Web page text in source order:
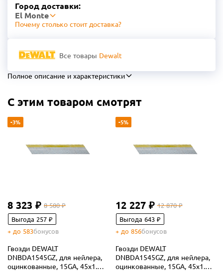
Город доставки:
El Monte
Почему столько стоит доставка?
Все товары Dewalt
Полное описание и характеристики
С этим товаром смотрят
-3%
8 323 ₽ 8 580 ₽
Выгода 257 ₽
+ до 583бонусов
Гвозди DEWALT
DNBDA1545GZ, для нейлера,
оцинкованные, 15GA, 45x1.8
-5%
12 227 ₽ 12 870 ₽
Выгода 643 ₽
+ до 856бонусов
Гвозди DEWALT
DNBDA1545GZ, для нейлера,
оцинкованные, 15GA, 45x1.8